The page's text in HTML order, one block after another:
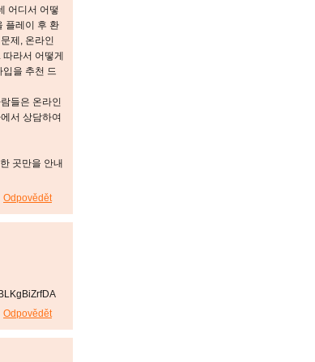
어디서 어떻
플레이 후 환
제, 온라인
라서 어떻게
을 추천 드
들은 온라인
서 상담하여
곳만을 안내
Odpovědět
Odpovědět